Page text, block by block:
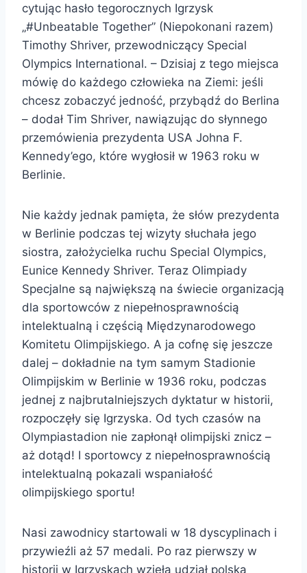
cytując hasło tegorocznych Igrzysk
„#Unbeatable Together” (Niepokonani razem)
Timothy Shriver, przewodniczący Special
Olympics International. – Dzisiaj z tego miejsca
mówię do każdego człowieka na Ziemi: jeśli
chcesz zobaczyć jedność, przybądź do Berlina
– dodał Tim Shriver, nawiązując do słynnego
przemówienia prezydenta USA Johna F.
Kennedy’ego, które wygłosił w 1963 roku w
Berlinie.
Nie każdy jednak pamięta, że słów prezydenta
w Berlinie podczas tej wizyty słuchała jego
siostra, założycielka ruchu Special Olympics,
Eunice Kennedy Shriver. Teraz Olimpiady
Specjalne są największą na świecie organizacją
dla sportowców z niepełnosprawnością
intelektualną i częścią Międzynarodowego
Komitetu Olimpijskiego. A ja cofnę się jeszcze
dalej – dokładnie na tym samym Stadionie
Olimpijskim w Berlinie w 1936 roku, podczas
jednej z najbrutalniejszych dyktatur w historii,
rozpoczęły się Igrzyska. Od tych czasów na
Olympiastadion nie zapłonął olimpijski znicz –
aż dotąd! I sportowcy z niepełnosprawnością
intelektualną pokazali wspaniałość
olimpijskiego sportu!
Nasi zawodnicy startowali w 18 dyscyplinach i
przywieźli aż 57 medali. Po raz pierwszy w
historii w Igrzyskach wzięła udział polska